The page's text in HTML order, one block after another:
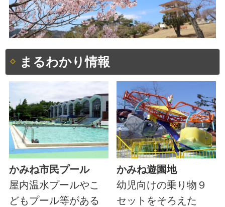
まるわかり情報
かみね市民プール
屋内温水プールやこ
どもプール等がある
かみね遊園地
幼児向けの乗り物９
セットをそろえた